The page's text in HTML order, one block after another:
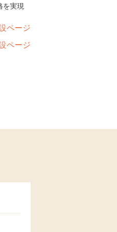
を実現
ページ
ページ